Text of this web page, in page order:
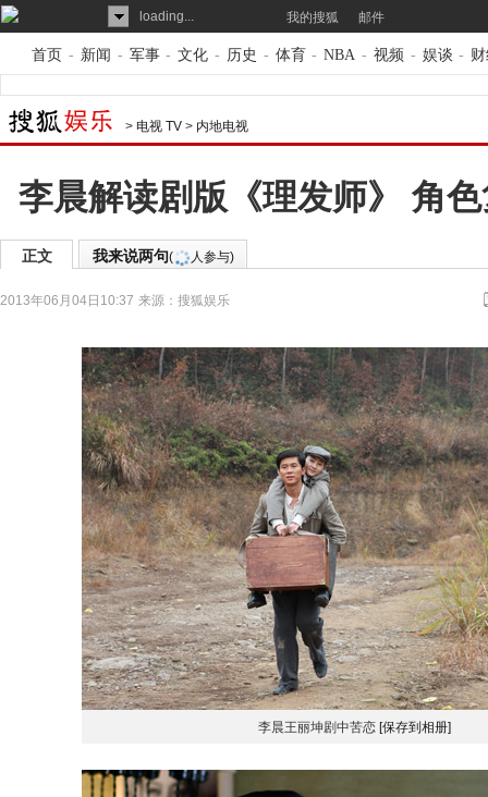
loading... 我的搜狐 邮件
首页 - 新闻 - 军事 - 文化 - 历史 - 体育 - NBA - 视频 - 娱谈 -
> 电视 TV > 内地电视
李晨解读剧版《理发师》 角
正文 我来说两句( 人参与)
2013年06月04日10:37 来源： 搜狐娱乐
李晨王丽坤剧中苦恋 [保存到相册]